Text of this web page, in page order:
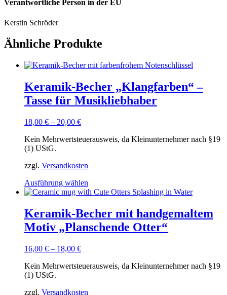
Verantwortliche Person in der EU
Kerstin Schröder
Ähnliche Produkte
Keramik-Becher „Klangfarben“ –
Tasse für Musikliebhaber
18,00 € – 20,00 €
Kein Mehrwertsteuerausweis, da Kleinunternehmer nach §19
(1) UStG.
zzgl. Versandkosten
Ausführung wählen
Produkt
mehrere
Varianten
auf.
auf
Keramik-Becher mit handgemaltem
Motiv „Planschende Otter“
16,00 € – 18,00 €
Kein Mehrwertsteuerausweis, da Kleinunternehmer nach §19
(1) UStG.
zzgl. Versandkosten